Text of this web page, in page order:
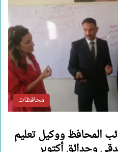
محافظات
المحافظ ووكيل تعليم